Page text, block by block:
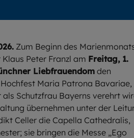
Zum Beginn des
Peter Franzl am Freitag, 1.
Liebfrauendom den
Maria Patrona Bavariae,
Schutzfrau Bayerns verehrt
übernehmen unter der
Celler die Capella Cathedralis,
sie bringen die Messe „Ego